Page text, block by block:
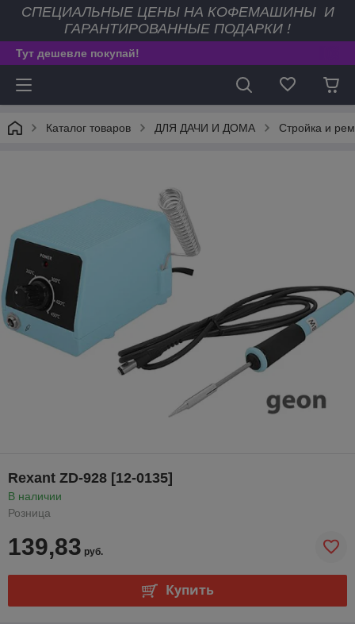
СПЕЦИАЛЬНЫЕ ЦЕНЫ НА КОФЕМАШИНЫ И
ГАРАНТИРОВАННЫЕ ПОДАРКИ !
Тут дешевле покупай!
Каталог товаров ДЛЯ ДАЧИ И ДОМА Стройка и
Rexant ZD-928 [12-0135]
В наличии
Розница
139,83 руб.
Купить